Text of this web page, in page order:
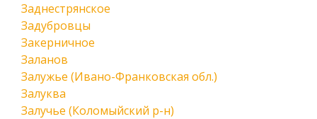
Заднестрянское
Задубровцы
Закерничное
Заланов
Залужье (Ивано-Франковская обл.)
Залуква
Залучье (Коломыйский р-н)